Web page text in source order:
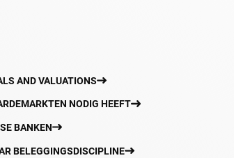
AND VALUATIONS
NODIG HEEFT
BANKEN
BELEGGINGSDISCIPLINE